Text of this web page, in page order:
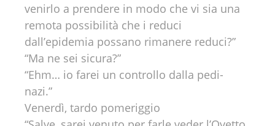
venirlo a prendere in modo che vi sia una
remota possibilità che i reduci
dall’epidemia possano rimanere reduci?”
“Ma ne sei sicura?”
“Ehm… io farei un controllo dalla pedi-
nazi.”
Venerdì, tardo pomeriggio